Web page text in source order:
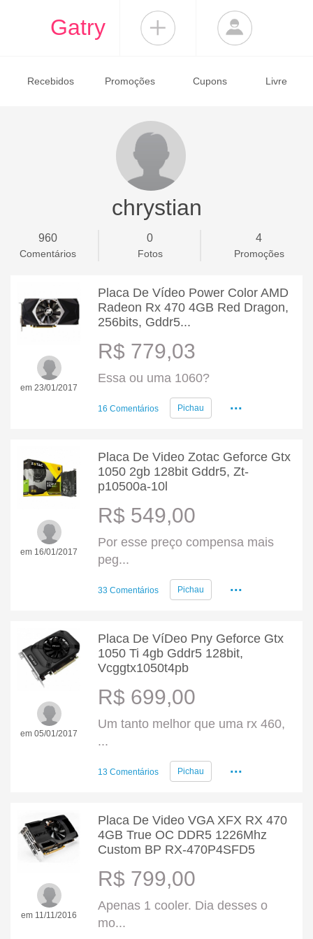
Gatry
Recebidos Promoções Cupons Livre
chrystian
960
Comentários
0
Fotos
4
Promoções
em 23/01/2017
Placa De Vídeo Power Color AMD
Radeon Rx 470 4GB Red Dragon,
256bits, Gddr5...
R$ 779,03
Essa ou uma 1060?
16 Comentários Pichau ...
em 16/01/2017
Placa De Video Zotac Geforce Gtx
1050 2gb 128bit Gddr5, Zt-
p10500a-10l
R$ 549,00
Por esse preço compensa mais
peg...
33 Comentários Pichau ...
em 05/01/2017
Placa De VíDeo Pny Geforce Gtx
1050 Ti 4gb Gddr5 128bit,
Vcggtx1050t4pb
R$ 699,00
Um tanto melhor que uma rx 460,
...
13 Comentários Pichau ...
em 11/11/2016
Placa De Video VGA XFX RX 470
4GB True OC DDR5 1226Mhz
Custom BP RX-470P4SFD5
R$ 799,00
Apenas 1 cooler. Dia desses o
mo...